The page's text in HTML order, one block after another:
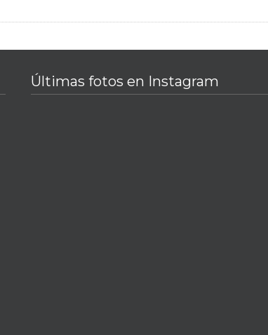
Últimas fotos en Instagram